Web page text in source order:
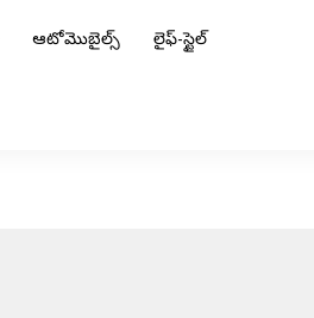
ఆటోమొబైల్స్ లైఫ్-స్టైల్